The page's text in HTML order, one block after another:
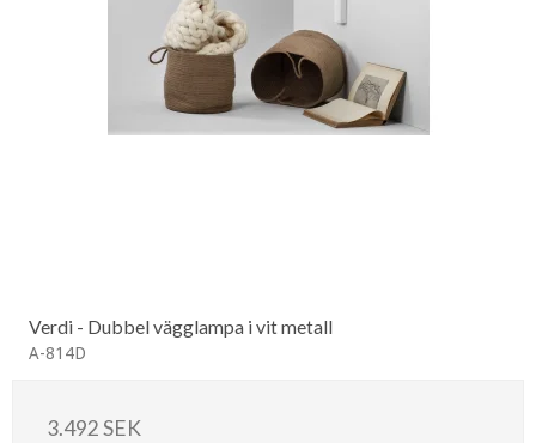
Verdi - Dubbel vägglampa i vit metall
A-814D
3.492 SEK